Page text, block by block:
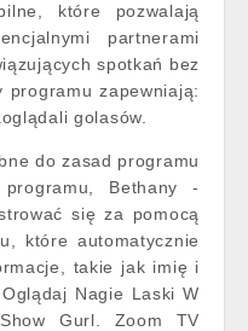
które pozwalają
partnerami
spotkań bez
programu zapewniają:
golasów.
do zasad programu
Bethany -
się za pomocą
które automatycznie
takie jak imię i
Nagie Laski W
Gurl. Zoom TV